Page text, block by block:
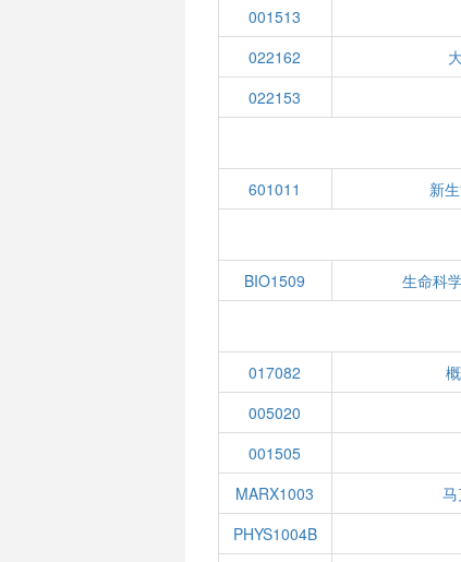
001513
022162
022153
601011 新
BIO1509 生命科
017082
005020
001505
MARX1003
PHYS1004B